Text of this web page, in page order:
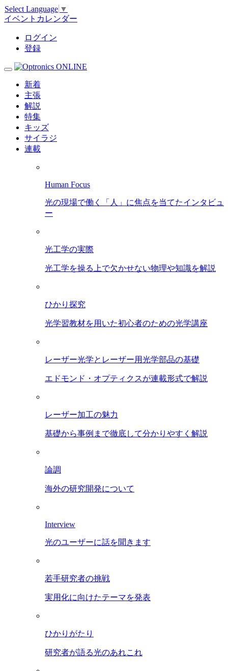
Select Language ▼
イベントカレンダー
ログイン
登録
新着
主張
解説
特集
キッズ
サイラジ
連載
Human Focus
光の現場で働く「人」に焦点を当てたインタビュ
ー
光工学の実際
光工学を操る上で欠かせない物理や知識を解説
ひかり探究
光学習教材を用いた初心者のための光学講座
レーザー光学とレーザー用光学部品の基礎
エドモンド・オプティクスが連載形式で解説
レーザー加工の魅力
基礎から事例まで徹底して分かりやすく解説
論調
海外の研究開発について
Interview
光のユーザーに話を聞きます
若手研究者の挑戦
実用化に向けたテーマを発表
ひかりがたり
研究者が語る光のあれこれ